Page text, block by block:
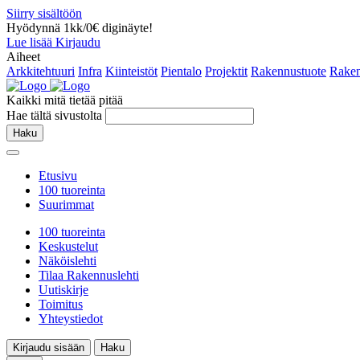
Siirry sisältöön
Hyödynnä 1kk/0€ diginäyte!
Lue lisää Kirjaudu
Aiheet
Arkkitehtuuri Infra Kiinteistöt Pientalo Projektit Rakennustuote
Kaikki mitä tietää pitää
Hae tältä sivustolta
Haku
Etusivu
100 tuoreinta
Suurimmat
100 tuoreinta
Keskustelut
Näköislehti
Tilaa Rakennuslehti
Uutiskirje
Toimitus
Yhteystiedot
Kirjaudu sisään
Haku